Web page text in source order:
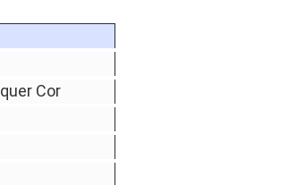
Cor